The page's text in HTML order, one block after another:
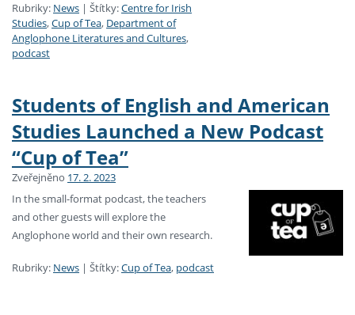
Rubriky: News | Štítky:Centre for Irish
Studies,Cup of Tea, Department of
Anglophone Literatures and Cultures,
podcast
Students of English and American
Studies Launched a New Podcast
“Cup of Tea”
Zveřejněno 17. 2. 2023
In the small-format podcast, the teachers
and other guests will explore the
Anglophone world and their own research.
Rubriky: News | Štítky:Cup of Tea, podcast